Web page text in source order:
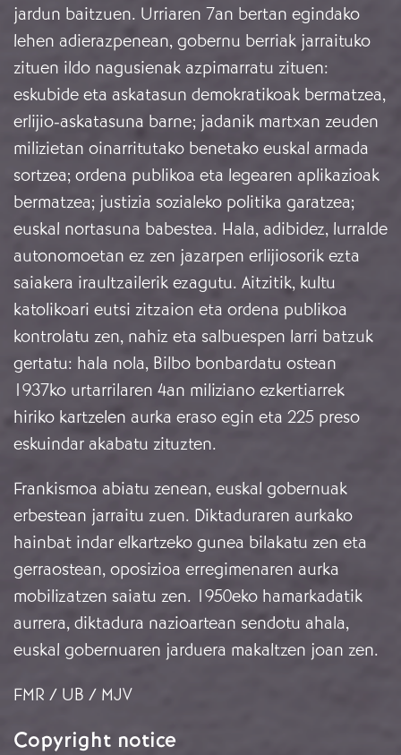
jardun baitzuen. Urriaren 7an bertan egindako
lehen adierazpenean, gobernu berriak jarraituko
zituen ildo nagusienak azpimarratu zituen:
eskubide eta askatasun demokratikoak bermatzea,
erlijio-askatasuna barne; jadanik martxan zeuden
milizietan oinarritutako benetako euskal armada
sortzea; ordena publikoa eta legearen aplikazioak
bermatzea; justizia sozialeko politika garatzea;
euskal nortasuna babestea. Hala, adibidez, lurralde
autonomoetan ez zen jazarpen erlijiosorik ezta
saiakera iraultzailerik ezagutu. Aitzitik, kultu
katolikoari eutsi zitzaion eta ordena publikoa
kontrolatu zen, nahiz eta salbuespen larri batzuk
gertatu: hala nola, Bilbo bonbardatu ostean
1937ko urtarrilaren 4an miliziano ezkertiarrek
hiriko kartzelen aurka eraso egin eta 225 preso
eskuindar akabatu zituzten.
Frankismoa abiatu zenean, euskal gobernuak
erbestean jarraitu zuen. Diktaduraren aurkako
hainbat indar elkartzeko gunea bilakatu zen eta
gerraostean, oposizioa erregimenaren aurka
mobilizatzen saiatu zen. 1950eko hamarkadatik
aurrera, diktadura nazioartean sendotu ahala,
euskal gobernuaren jarduera makaltzen joan zen.
FMR / UB / MJV
Copyright notice